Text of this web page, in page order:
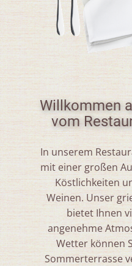
Willkommen
vom
In unserem
mit einer großen
Köstlichkeiten
Weinen. Unser
bietet Ihnen
angenehme
Wetter können
Sommerterrasse